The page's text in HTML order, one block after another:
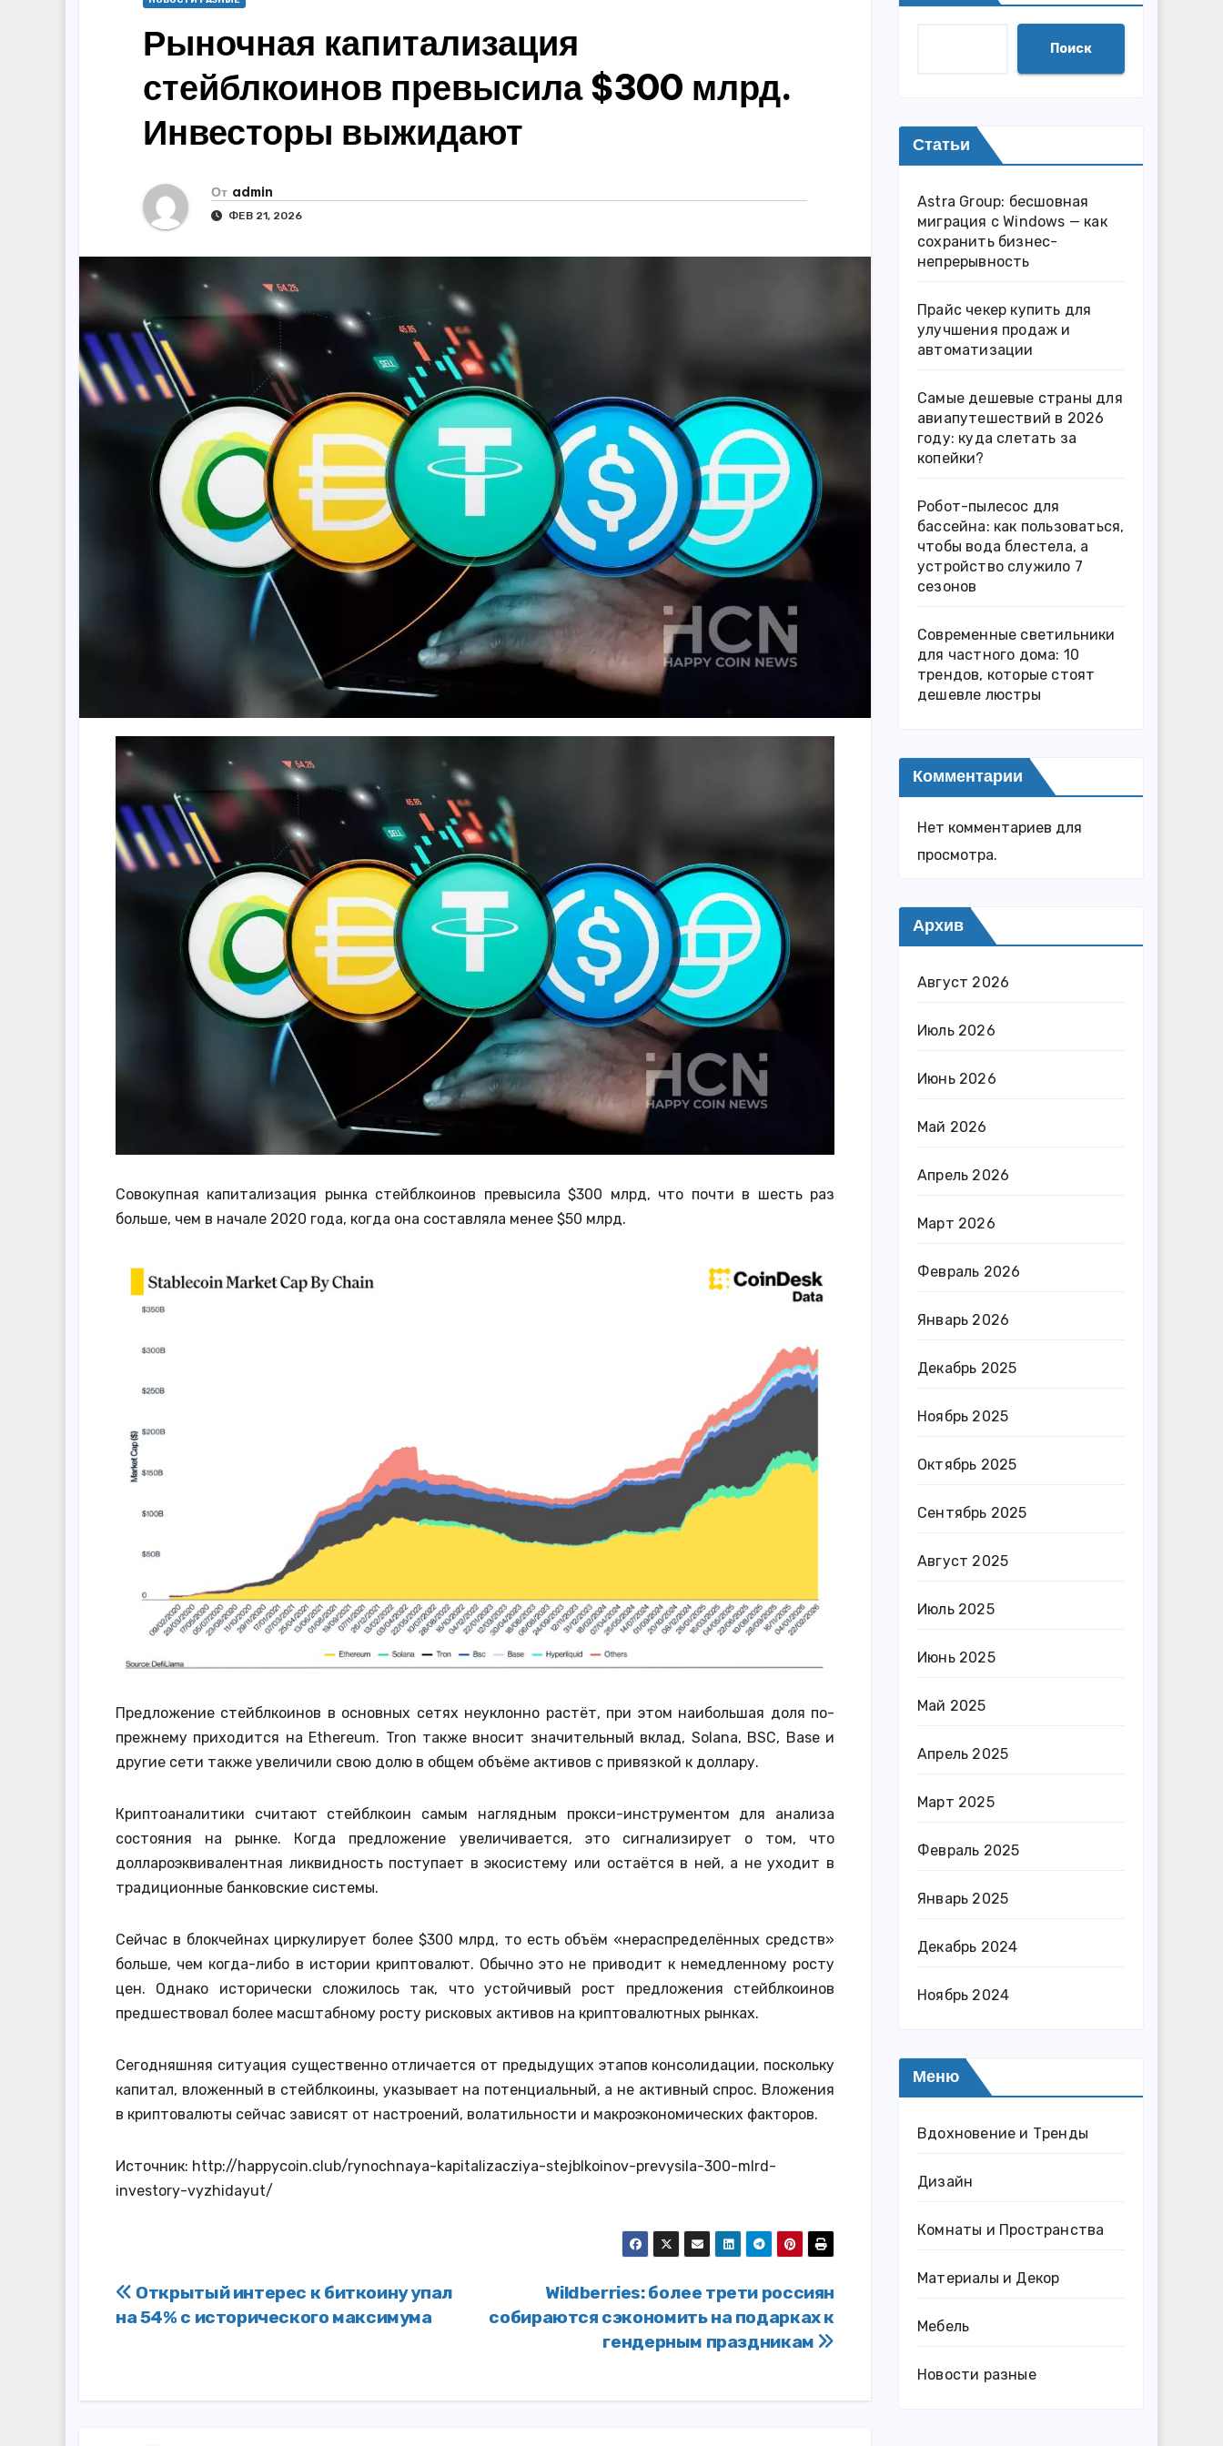
Рыночная капитализация
стейблкоинов превысила $300 млрд.
Инвесторы выжидают
От admin
ФЕВ 21, 2026
Совокупная капитализация рынка стейблкоинов превысила $300 млрд, что почти в шесть раз
больше, чем в начале 2020 года, когда она составляла менее $50 млрд.
Предложение стейблкоинов в основных сетях неуклонно растёт, при этом наибольшая доля по-
прежнему приходится на Ethereum. Tron также вносит значительный вклад, Solana, BSC, Base и
другие сети также увеличили свою долю в общем объёме активов с привязкой к доллару.
Криптоаналитики считают стейблкоин самым наглядным прокси-инструментом для анализа
состояния на рынке. Когда предложение увеличивается, это сигнализирует о том, что
доллароэквивалентная ликвидность поступает в экосистему или остаётся в ней, а не уходит в
традиционные банковские системы.
Сейчас в блокчейнах циркулирует более $300 млрд, то есть объём «нераспределённых средств»
больше, чем когда-либо в истории криптовалют. Обычно это не приводит к немедленному росту
цен. Однако исторически сложилось так, что устойчивый рост предложения стейблкоинов
предшествовал более масштабному росту рисковых активов на криптовалютных рынках.
Сегодняшняя ситуация существенно отличается от предыдущих этапов консолидации, поскольку
капитал, вложенный в стейблкоины, указывает на потенциальный, а не активный спрос. Вложения
в криптовалюты сейчас зависят от настроений, волатильности и макроэкономических факторов.
Источник: http://happycoin.club/rynochnaya-kapitalizacziya-stejblkoinov-prevysila-300-mlrd-
investory-vyzhidayut/
Навигация
по
Wildberries: более трети россиян
собираются сэкономить на подарках к
гендерным праздникам
Открытый интерес к биткоину упал
на 54% с исторического максимума
Поиск
Статьи
Astra Group: бесшовная
миграция с Windows — как
сохранить бизнес-
непрерывность
Прайс чекер купить для
улучшения продаж и
автоматизации
Самые дешевые страны для
авиапутешествий в 2026
году: куда слетать за
копейки?
Робот-пылесос для
бассейна: как пользоваться,
чтобы вода блестела, а
устройство служило 7
сезонов
Современные светильники
для частного дома: 10
трендов, которые стоят
дешевле люстры
Комментарии
Нет комментариев для
просмотра.
Архив
Август 2026
Июль 2026
Июнь 2026
Май 2026
Апрель 2026
Март 2026
Февраль 2026
Январь 2026
Декабрь 2025
Ноябрь 2025
Октябрь 2025
Сентябрь 2025
Август 2025
Июль 2025
Июнь 2025
Май 2025
Апрель 2025
Март 2025
Февраль 2025
Январь 2025
Декабрь 2024
Ноябрь 2024
Меню
Вдохновение и Тренды
Дизайн
Комнаты и Пространства
Материалы и Декор
Мебель
Новости разные